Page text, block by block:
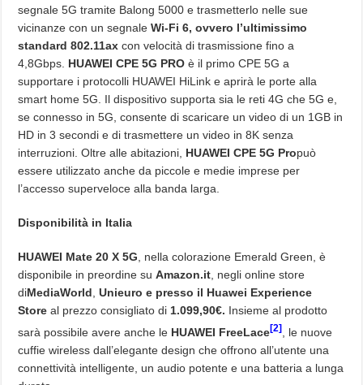
segnale 5G tramite Balong 5000 e trasmetterlo nelle sue
vicinanze con un segnaleWi-Fi 6, ovvero l’ultimissimo
standard 802.11axcon velocità di trasmissione fino a
4,8Gbps. HUAWEI CPE 5G PRO è il primo CPE 5G a
supportare i protocolli HUAWEI HiLink e aprirà le porte alla
smart home 5G. Il dispositivo supporta sia le reti 4G che 5G e,
se connesso in 5G, consente di scaricare un video di un 1GB in
HD in 3 secondi e di trasmettere un video in 8K senza
interruzioni. Oltre alle abitazioni, HUAWEI CPE 5G Propuò
essere utilizzato anche da piccole e medie imprese per
l’accesso superveloce alla banda larga.
Disponibilità in Italia
HUAWEI Mate 20 X 5G, nella colorazione Emerald Green, è
disponibile in preordine suAmazon.it, negli online store
diMediaWorld,Unieuro e presso il Huawei Experience
Storeal prezzo consigliato di1.099,90€. Insieme al prodotto
sarà possibile avere anche le HUAWEI FreeLace[2]
, le nuove
cuffie wireless dall’elegante design che offrono all’utente una
connettività intelligente, un audio potente e una batteria a lunga